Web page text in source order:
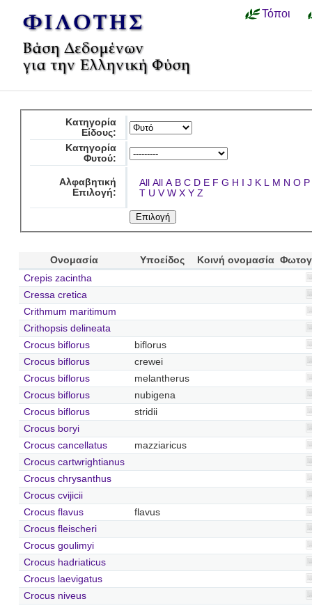
Τόποι
Κατηγορία
Είδους:
Κατηγορία
Φυτού:
Αλφαβητική
Επιλογή:
All All A B C D E F G H I J K L M N O P
T U V W X Y Z
Ονομασία Υποείδος Κοινή ονομασία
Crepis zacintha
Cressa cretica
Crithmum maritimum
Crithopsis delineata
Crocus biflorus
biflorus
Crocus biflorus
crewei
Crocus biflorus
melantherus
Crocus biflorus
nubigena
Crocus biflorus
stridii
Crocus boryi
Crocus cancellatus
mazziaricus
Crocus cartwrightianus
Crocus chrysanthus
Crocus cvijicii
Crocus flavus
flavus
Crocus fleischeri
Crocus goulimyi
Crocus hadriaticus
Crocus laevigatus
Crocus niveus